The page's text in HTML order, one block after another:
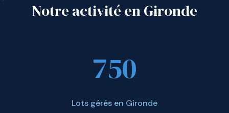
Notre activité en Gironde
750
Lots gérés en Gironde